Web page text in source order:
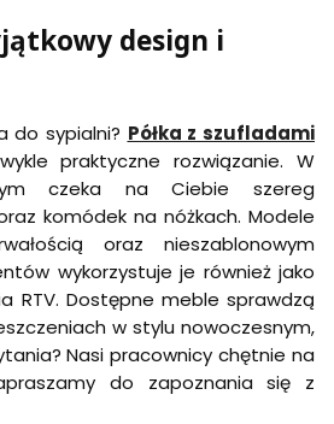
design i
do sypialni? Półka z szufladami
praktyczne rozwiązanie. W
czeka na Ciebie szereg
komódek na nóżkach. Modele
oraz nieszablonowym
wykorzystuje je również jako
RTV. Dostępne meble sprawdzą
w stylu nowoczesnym,
Nasi pracownicy chętnie na
do zapoznania się z